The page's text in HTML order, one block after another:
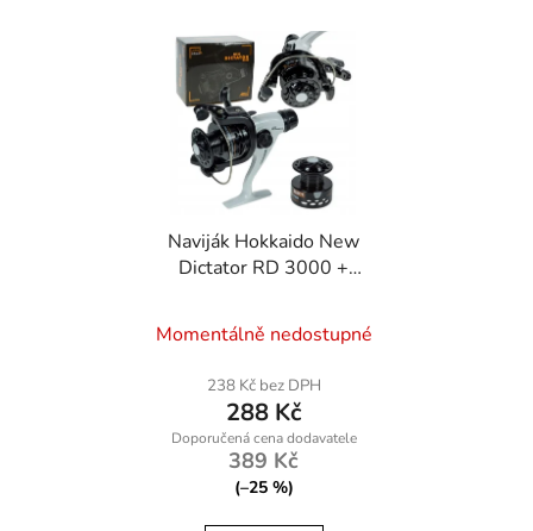
Naviják Hokkaido New
Dictator RD 3000 +
Momentálně nedostupné
238 Kč bez DPH
288 Kč
389 Kč
(–25 %)